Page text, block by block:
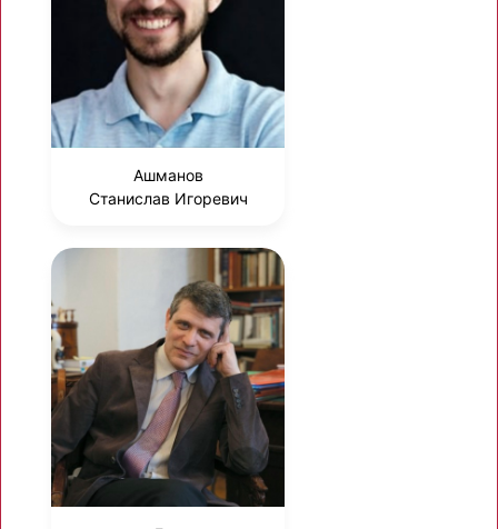
Ашманов
Станислав Игоревич